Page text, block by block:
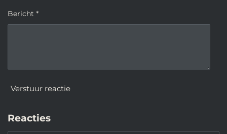
Bericht *
Verstuur reactie
Reacties